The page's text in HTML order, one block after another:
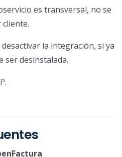
es transversal, no se
la integración, si ya
ser desinstalada.